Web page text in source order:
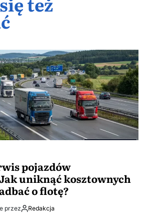
po rynku
przestojów
i zadbać o
flotę?
harmonijną
przestrzeń
z rybami
ozdobnymi
pojazdów
uniknąć kosztownych
o flotę?
przez Redakcja